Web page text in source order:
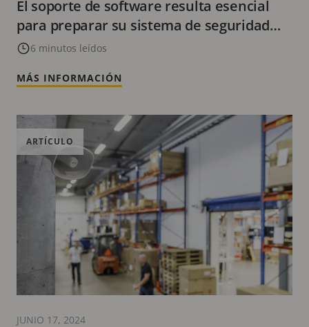
El soporte de software resulta esencial
para preparar su sistema de seguridad
física para el futuro
6 minutos leídos
MÁS INFORMACIÓN
ARTÍCULO
JUNIO 17, 2024